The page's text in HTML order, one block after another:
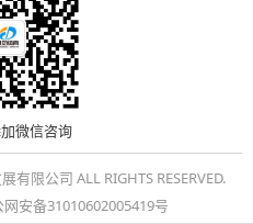
微信咨询
限公司 ALL RIGHTS RESERVED.
安备31010602005419号